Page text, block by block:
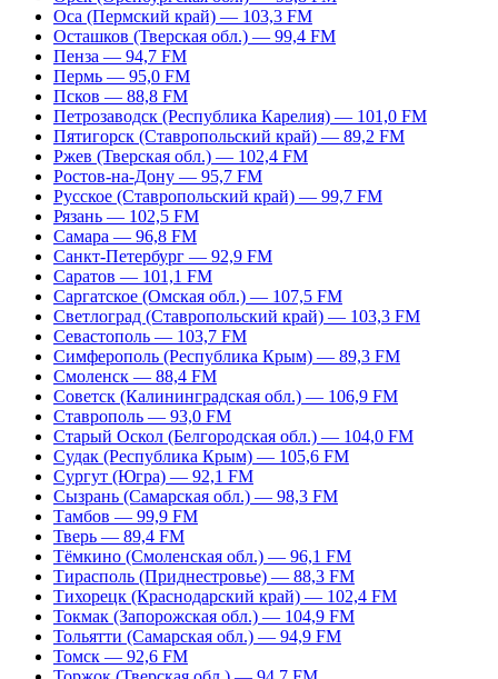
Оса (Пермский край) — 103,3 FM
Осташков (Тверская обл.) — 99,4 FM
Пенза — 94,7 FM
Пермь — 95,0 FM
Псков — 88,8 FM
Петрозаводск (Республика Карелия) — 101,0 FM
Пятигорск (Ставропольский край) — 89,2 FM
Ржев (Тверская обл.) — 102,4 FM
Ростов-на-Дону — 95,7 FM
Русское (Ставропольский край) — 99,7 FM
Рязань — 102,5 FM
Самара — 96,8 FM
Санкт-Петербург — 92,9 FM
Саратов — 101,1 FM
Саргатское (Омская обл.) — 107,5 FM
Светлоград (Ставропольский край) — 103,3 FM
Севастополь — 103,7 FM
Симферополь (Республика Крым) — 89,3 FM
Смоленск — 88,4 FM
Советск (Калининградская обл.) — 106,9 FM
Ставрополь — 93,0 FM
Старый Оскол (Белгородская обл.) — 104,0 FM
Судак (Республика Крым) — 105,6 FM
Сургут (Югра) — 92,1 FM
Сызрань (Самарская обл.) — 98,3 FM
Тамбов — 99,9 FM
Тверь — 89,4 FM
Тёмкино (Смоленская обл.) — 96,1 FM
Тирасполь (Приднестровье) — 88,3 FM
Тихорецк (Краснодарский край) — 102,4 FM
Токмак (Запорожская обл.) — 104,9 FM
Тольятти (Самарская обл.) — 94,9 FM
Томск — 92,6 FM